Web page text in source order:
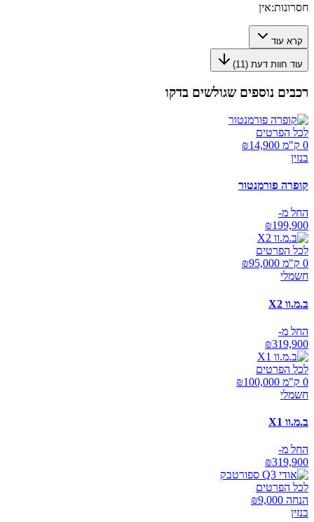
חסרונות:אין
קרא עוד
עוד חוות דעת (11
)
רכבים נוספים שגולשים בדקו
לכל הפרטים
0 ק"מ ₪
14,900
בנזין
קופרה פורמנטור
החל מ-
₪199,900
לכל הפרטים
0 ק"מ ₪
95,000
חשמלי
ב.מ.וו X2
החל מ-
₪319,900
לכל הפרטים
0 ק"מ ₪
100,000
חשמלי
ב.מ.וו X1
החל מ-
₪319,900
לכל הפרטים
הנחה ₪ 9,000
בנזין